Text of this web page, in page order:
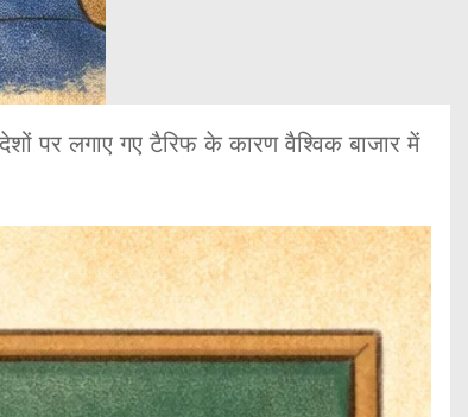
पर लगाए गए टैरिफ के कारण वैश्विक बाजार में